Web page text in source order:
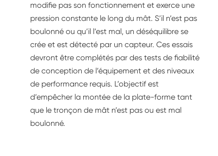
modifie pas son fonctionnement et exerce une
pression constante le long du mât. S’il n’est pas
boulonné ou qu’il l’est mal, un déséquilibre se
crée et est détecté par un capteur. Ces essais
devront être complétés par des tests de fiabilité
de conception de l’équipement et des niveaux
de performance requis. L’objectif est
d’empêcher la montée de la plate-forme tant
que le tronçon de mât n’est pas ou est mal
boulonné.